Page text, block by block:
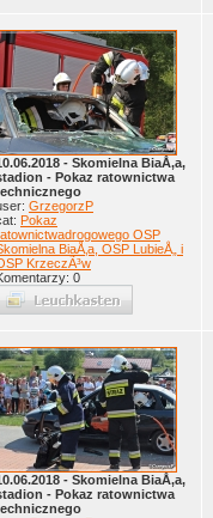
- Skomielna BiaÅ‚a,
- Pokaz ratownictwa
GrzegorzP
Pokaz
OSP
BiaÅ‚a, OSP LubieÅ„ i
KrzeczÃ³w
0
- Skomielna BiaÅ‚a,
- Pokaz ratownictwa